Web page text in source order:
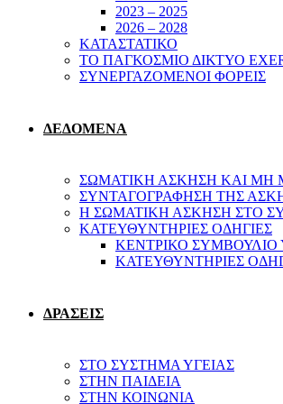
2023 – 2025
2026 – 2028
ΚΑΤΑΣΤΑΤΙΚΟ
ΤΟ ΠΑΓΚΟΣΜΙΟ ΔΙΚΤΥΟ
ΣΥΝΕΡΓΑΖΟΜΕΝΟΙ ΦΟΡΕΙΣ
ΔΕΔΟΜΕΝΑ
ΣΩΜΑΤΙΚΗ ΑΣΚΗΣΗ ΚΑΙ ΜΗ
ΣΥΝΤΑΓΟΓΡΑΦΗΣΗ ΤΗΣ
Η ΣΩΜΑΤΙΚΗ ΑΣΚΗΣΗ ΣΤΟ
ΚΑΤΕΥΘΥΝΤΗΡΙΕΣ ΟΔΗΓΙΕΣ
ΚΕΝΤΡΙΚΟ ΣΥΜΒΟΥΛΙΟ
ΚΑΤΕΥΘΥΝΤΗΡΙΕΣ
ΔΡΑΣΕΙΣ
ΣΤΟ ΣΥΣΤΗΜΑ ΥΓΕΙΑΣ
ΣΤΗΝ ΠΑΙΔΕΙΑ
ΣΤΗΝ ΚΟΙΝΩΝΙΑ